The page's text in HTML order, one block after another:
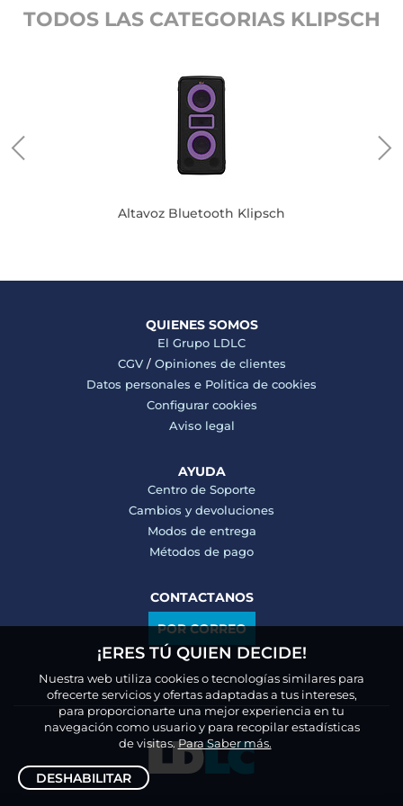
TODOS LAS CATEGORIAS KLIPSCH
Altavoz Bluetooth Klipsch
QUIENES SOMOS
El Grupo LDLC
CGV/ Opiniones de clientes
Datos personales e Politica de cookies
Configurar cookies
Aviso legal
AYUDA
Centro de Soporte
Cambios y devoluciones
Modos de entrega
Métodos de pago
CONTACTANOS
POR CORREO
¡ERES TÚ QUIEN DECIDE!
Nuestra web utiliza cookies o tecnologías similares para
ofrecerte servicios y ofertas adaptadas a tus intereses,
para proporcionarte una mejor experiencia en tu
navegación como usuario y para recopilar estadísticas
de visitas.Para Saber más.
DESHABILITAR